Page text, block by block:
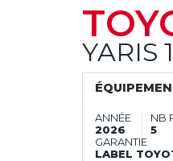
YARIS
ANNÉE
2026
NB
5
GARANTIE
LABEL